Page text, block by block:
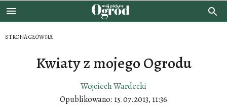
STRONA GŁÓWNA
Kwiaty z mojego Ogrodu
Wojciech Wardecki
Opublikowano: 15.07.2013, 11:36